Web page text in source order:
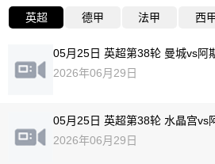
英超 德甲 法甲 西
05月25日 英超第38轮 曼城vs阿
2026年06月29日
05月25日 英超第38轮 水晶宫vs
2026年06月29日